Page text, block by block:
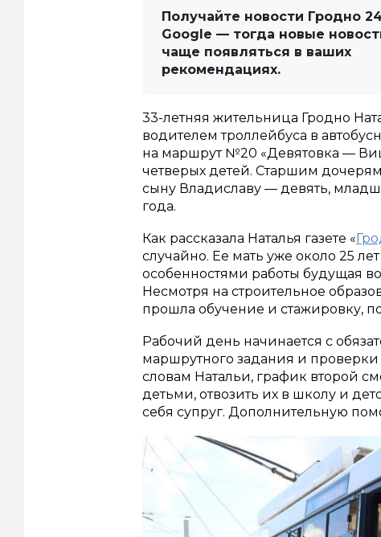
Получайте новости Гродно
Google — тогда новые
чаще появляться в ваших
рекомендациях.
33-летняя жительница Гродно
водителем троллейбуса в
на маршрут №20 «Девятовка —
четверых детей. Старшим
сыну Владиславу — девять,
года.
Как рассказала Наталья газете «
случайно. Ее мать уже около 25
особенностями работы будущая
Несмотря на строительное
прошла обучение и стажировку,
Рабочий день начинается с
маршрутного задания и проверки
словам Натальи, график второй
детьми, отвозить их в школу и
себя супруг. Дополнительную